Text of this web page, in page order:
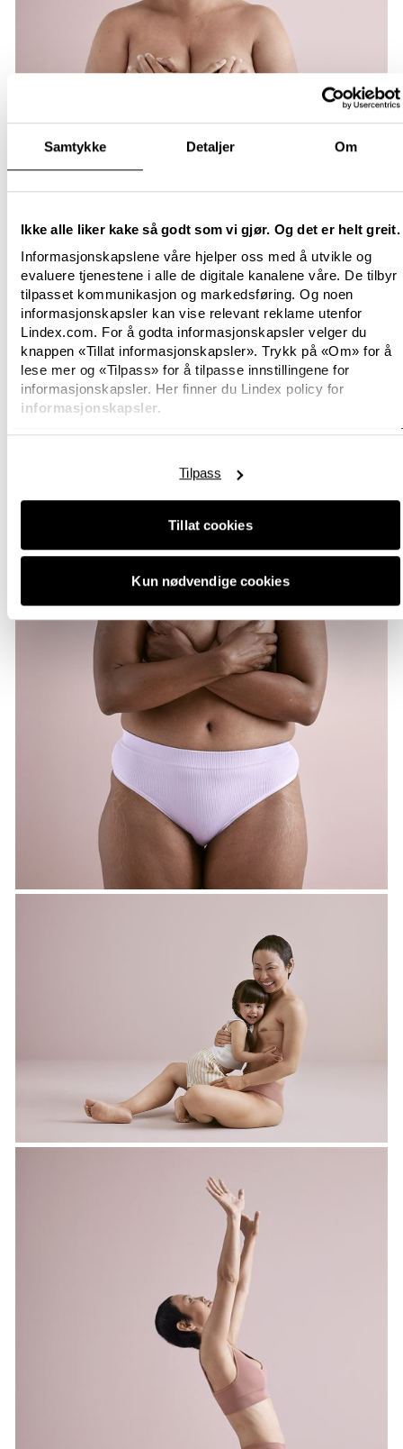
Samtykke Detaljer Om
Ikke alle liker kake så godt som vi gjør. Og det er helt greit.
Informasjonskapslene våre hjelper oss med å utvikle og
evaluere tjenestene i alle de digitale kanalene våre. De tilbyr
tilpasset kommunikasjon og markedsføring. Og noen
informasjonskapsler kan vise relevant reklame utenfor
Lindex.com. For å godta informasjonskapsler velger du
knappen «Tillat informasjonskapsler». Trykk på «Om» for å
lese mer og «Tilpass» for å tilpasse innstillingene for
informasjonskapsler. Her finner du Lindex policy for
informasjonskapsler.
Tillat cookies
Tilpass
Kun nødvendige cookies